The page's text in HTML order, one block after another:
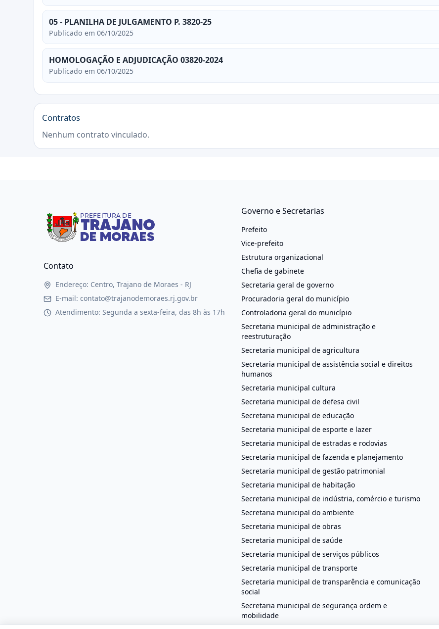
05 - PLANILHA DE JULGAMENTO P. 3820-25
Publicado em 06/10/2025
HOMOLOGAÇÃO E ADJUDICAÇÃO 03820-2024
Publicado em 06/10/2025
Contratos
Nenhum contrato vinculado.
Contato
Endereço: Centro, Trajano de Moraes - RJ
E-mail: contato@trajanodemoraes.rj.gov.br
Atendimento: Segunda a sexta-feira, das 8h às 17h
Governo e Secretarias
Prefeito
Vice-prefeito
Estrutura organizacional
Chefia de gabinete
Secretaria geral de governo
Procuradoria geral do município
Controladoria geral do município
Secretaria municipal de administração e
reestruturação
Secretaria municipal de agricultura
Secretaria municipal de assistência social e direitos
humanos
Secretaria municipal cultura
Secretaria municipal de defesa civil
Secretaria municipal de educação
Secretaria municipal de esporte e lazer
Secretaria municipal de estradas e rodovias
Secretaria municipal de fazenda e planejamento
Secretaria municipal de gestão patrimonial
Secretaria municipal de habitação
Secretaria municipal de indústria, comércio e turismo
Secretaria municipal do ambiente
Secretaria municipal de obras
Secretaria municipal de saúde
Secretaria municipal de serviços públicos
Secretaria municipal de transporte
Secretaria municipal de transparência e comunicação
social
Secretaria municipal de segurança ordem e
mobilidade